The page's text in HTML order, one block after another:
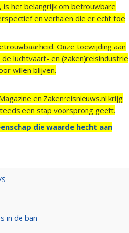
is het belangrijk om betrouwbare
en verhalen die er echt toe
Onze toewijding aan
luchtvaart- en (zaken)reisindustrie
willen blijven.
en Zakenreisnieuws.nl krijg
een stap voorsprong geeft.
die waarde hecht aan
in de ban